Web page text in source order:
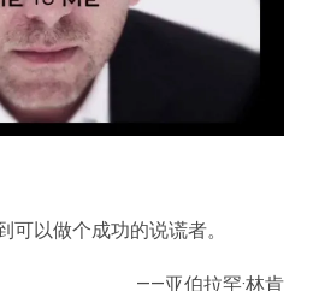
可以做个成功的说谎者。
——亚伯拉罕·林肯